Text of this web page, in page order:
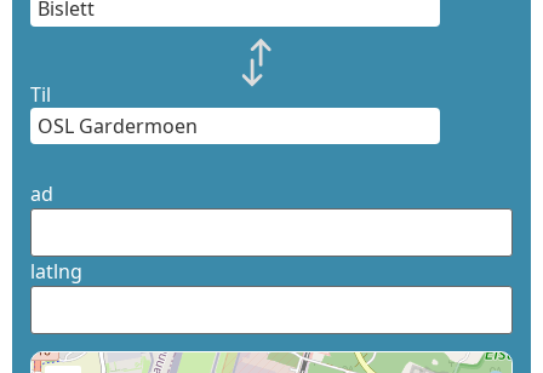
Til
ad
latlng